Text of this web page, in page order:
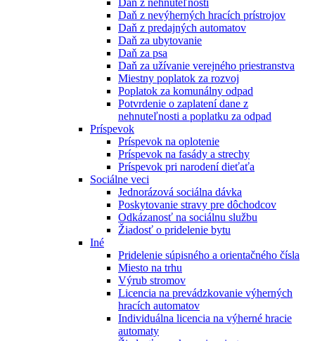
Daň z nehnuteľnosti
Daň z nevýherných hracích prístrojov
Daň z predajných automatov
Daň za ubytovanie
Daň za psa
Daň za užívanie verejného priestranstva
Miestny poplatok za rozvoj
Poplatok za komunálny odpad
Potvrdenie o zaplatení dane z
nehnuteľnosti a poplatku za odpad
Príspevok
Príspevok na oplotenie
Príspevok na fasády a strechy
Príspevok pri narodení dieťaťa
Sociálne veci
Jednorázová sociálna dávka
Poskytovanie stravy pre dôchodcov
Odkázanosť na sociálnu službu
Žiadosť o pridelenie bytu
Iné
Pridelenie súpisného a orientačného čísla
Miesto na trhu
Výrub stromov
Licencia na prevádzkovanie výherných
hracích automatov
Individuálna licencia na výherné hracie
automaty